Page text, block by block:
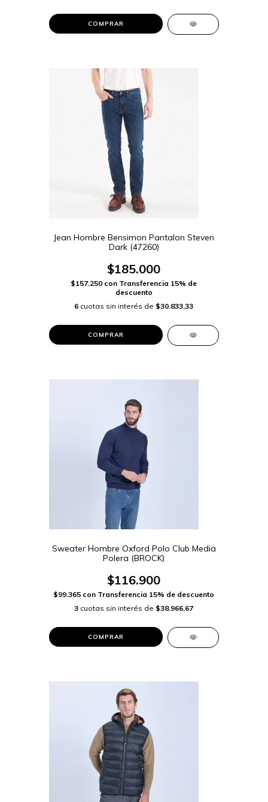
COMPRAR
Jean Hombre Bensimon Pantalon Steven
Dark (47260)
$185.000
$157.250 con Transferencia 15% de
descuento
6 cuotas sin interés de $30.833,33
COMPRAR
Sweater Hombre Oxford Polo Club Media
Polera (BROCK)
$116.900
$99.365 con Transferencia 15% de descuento
3 cuotas sin interés de $38.966,67
COMPRAR